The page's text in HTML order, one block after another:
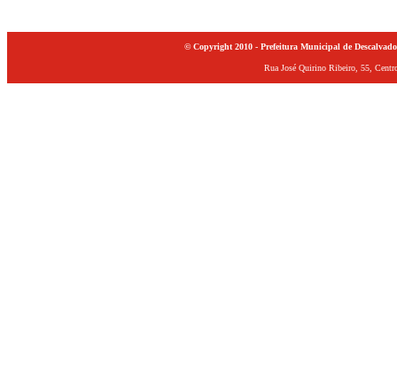
© Copyright 2010 - Prefeitura Municipal de
Rua José Quirino Ribeiro, 55,